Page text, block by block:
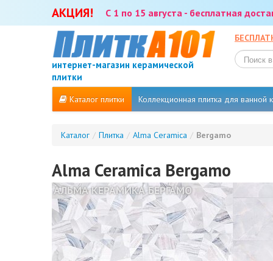
АКЦИЯ! С 1 по 15 августа - бесплатная
интернет-магазин керамической
плитки
Каталог плитки Коллекционная плитка для ванной
Каталог / Плитка / Alma Ceramica / Bergamo
Alma Ceramica Bergamo
АЛЬМА КЕРАМИКА БЕРГАМО